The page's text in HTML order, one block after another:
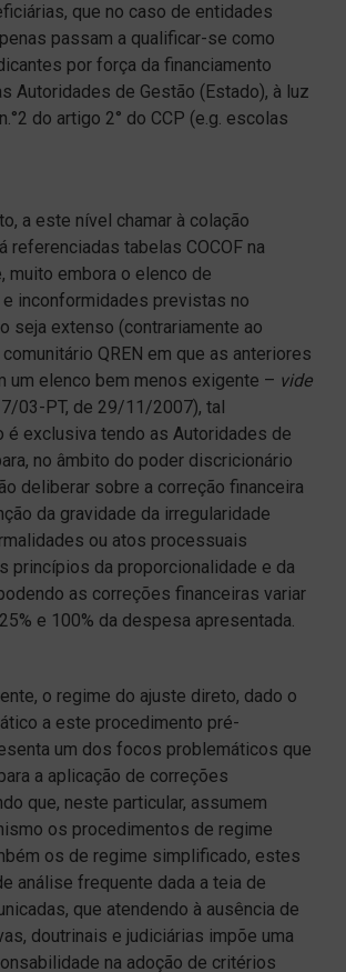
que no caso de entidades
passam a qualificar-se como
por força da financiamento
Autoridades de Gestão (Estado), à luz
do artigo 2° do CCP (e.g. escolas
a este nível chamar à colação
referenciadas tabelas COCOF na
muito embora o elenco de
inconformidades previstas no
seja extenso (contrariamente ao
QREN em que as anteriores
um elenco bem menos exigente – vide
03-PT, de 29/11/2007), tal
é exclusiva tendo as Autoridades de
no âmbito do poder discricionário
deliberar sobre a correção financeira
da gravidade da irregularidade
ou atos processuais
princípios da proporcionalidade e da
as correções financeiras variar
e 100% da despesa apresentada.
o regime do ajuste direto, dado o
a este procedimento pré-
um dos focos problemáticos que
a aplicação de correções
que, neste particular, assumem
os procedimentos de regime
os de regime simplificado, estes
análise frequente dada a teia de
que atendendo à ausência de
doutrinais e judiciárias impõe uma
na adoção de critérios